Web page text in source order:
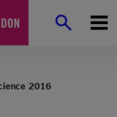
2016